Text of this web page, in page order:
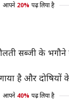
आपने 20% पढ़ लिया है
सब्जी के
है और
आपने 40% पढ़ लिया है